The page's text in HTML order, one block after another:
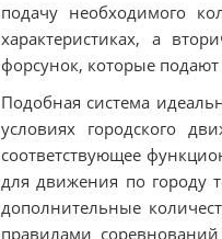
подачу необходимого
характеристиках, а
форсунок, которые
Подобная система
условиях городского
соответствующее
для движения по городу
дополнительные
правилами